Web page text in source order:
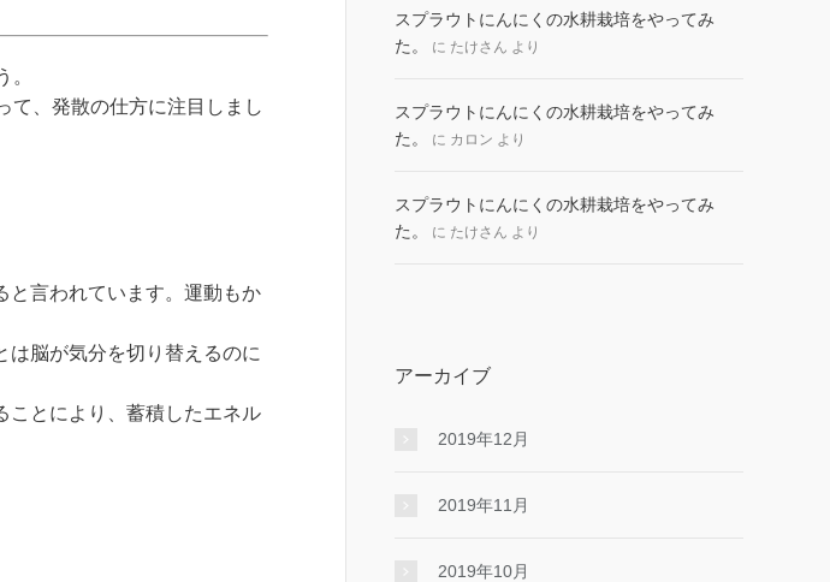
。
、発散の仕方に注目しまし
と言われています。運動もか
は脳が気分を切り替えるのに
ことにより、蓄積したエネル
スプラウトにんにくの水耕栽培をやってみ
た。
に たけさん より
スプラウトにんにくの水耕栽培をやってみ
た。
に カロン より
スプラウトにんにくの水耕栽培をやってみ
た。
に たけさん より
アーカイブ
2019年12月
2019年11月
2019年10月